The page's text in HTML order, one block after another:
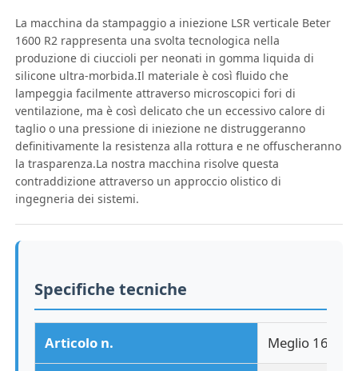
Casa
Controllo di qualità
La macchina da stampaggio a iniezione LSR verticale Beter
1600 R2 rappresenta una svolta tecnologica nella
produzione di ciuccioli per neonati in gomma liquida di
silicone ultra-morbida.Il materiale è così fluido che
lampeggia facilmente attraverso microscopici fori di
ventilazione, ma è così delicato che un eccessivo calore di
taglio o una pressione di iniezione ne distruggeranno
definitivamente la resistenza alla rottura e ne offuscheranno
la trasparenza.La nostra macchina risolve questa
contraddizione attraverso un approccio olistico di
ingegneria dei sistemi.
Specifiche tecniche
Articolo n. Meglio 1600